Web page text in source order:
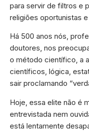
para servir de filtros e
religiões oportunistas
Há 500 anos nós,
doutores, nos
o método científico, a
científicos, lógica,
sair proclamando
Hoje, essa elite não é
entrevistada nem
está lentamente